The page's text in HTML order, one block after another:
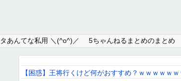
あんてな私用 ＼(^o^)／ 5ちゃんねるまとめのまとめ
【困惑】王将行くけど何がおすすめ？ｗｗｗｗｗｗ
Link